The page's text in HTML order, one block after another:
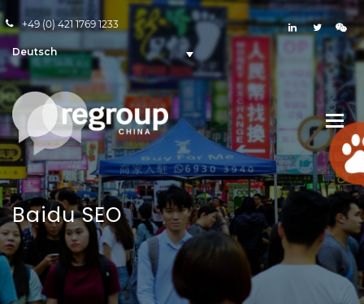
+49 (0) 421 1769 1233
Deutsch
Baidu SEO